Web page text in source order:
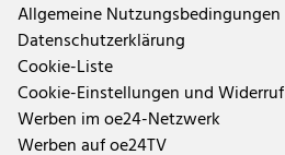
Allgemeine Nutzungsbedingungen
Datenschutzerklärung
Cookie-Liste
Cookie-Einstellungen und Widerruf
Werben im oe24-Netzwerk
Werben auf oe24TV